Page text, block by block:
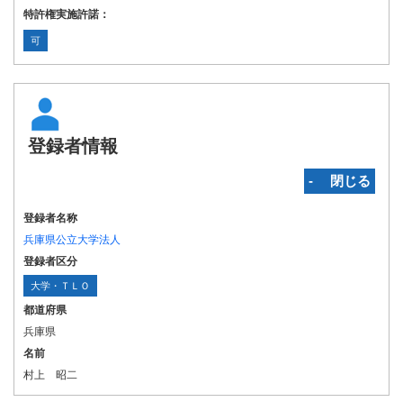
特許権実施許諾：
可
登録者情報
‐ 閉じる
登録者名称
兵庫県公立大学法人
登録者区分
大学・ＴＬＯ
都道府県
兵庫県
名前
村上 昭二